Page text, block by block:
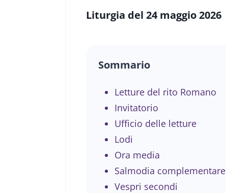
Liturgia del 24 maggio 2026
Sommario
Letture del rito Romano
Invitatorio
Ufficio delle letture
Lodi
Ora media
Salmodia complementare
Vespri secondi